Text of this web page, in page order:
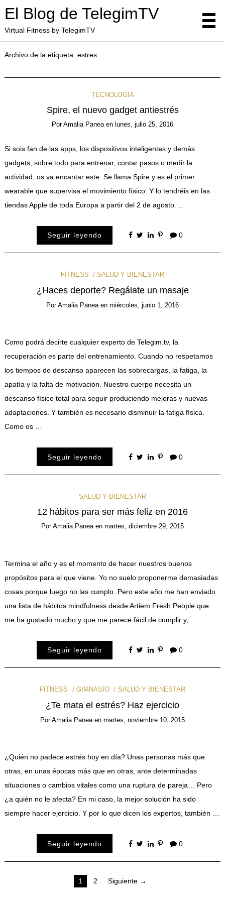
El Blog de TelegimTV
Virtual Fitness by TelegimTV
Archivo de la etiqueta: estres
TECNOLOGÍA
Spire, el nuevo gadget antiestrés
PorAmalia Panea en lunes, julio 25, 2016
Si sois fan de las apps, los dispositivos inteligentes y demás
gadgets, sobre todo para entrenar, contar pasos o medir la
actividad, os va encantar este. Se llama Spire y es el primer
wearable que supervisa el movimiento físico. Y lo tendréis en las
tiendas Apple de toda Europa a partir del 2 de agosto. …
Seguir leyendo 0
FITNESS SALUD Y BIENESTAR
¿Haces deporte? Regálate un masaje
PorAmalia Panea en miércoles, junio 1, 2016
Como podrá decirte cualquier experto de Telegim.tv, la
recuperación es parte del entrenamiento. Cuando no respetamos
los tiempos de descanso aparecen las sobrecargas, la fatiga, la
apatía y la falta de motivación. Nuestro cuerpo necesita un
descanso físico total para seguir produciendo mejoras y nuevas
adaptaciones. Y también es necesario disminuir la fatiga física.
Como os …
Seguir leyendo 0
SALUD Y BIENESTAR
12 hábitos para ser más feliz en 2016
PorAmalia Panea en martes, diciembre 29, 2015
Termina el año y es el momento de hacer nuestros buenos
propósitos para el que viene. Yo no suelo proponerme demasiadas
cosas porque luego no las cumplo. Pero este año me han enviado
una lista de hábitos mindfulness desde Artiem Fresh People que
me ha gustado mucho y que me parece fácil de cumplir y, …
Seguir leyendo 0
FITNESS GIMNASIO SALUD Y BIENESTAR
¿Te mata el estrés? Haz ejercicio
PorAmalia Panea en martes, noviembre 10, 2015
¿Quién no padece estrés hoy en día? Unas personas más que
otras, en unas épocas más que en otras, ante determinadas
situaciones o cambios vitales como una ruptura de pareja… Pero
¿a quién no le afecta? En mi caso, la mejor solución ha sido
siempre hacer ejercicio. Y por lo que dicen los expertos, también …
Seguir leyendo 0
1 2 Siguiente →